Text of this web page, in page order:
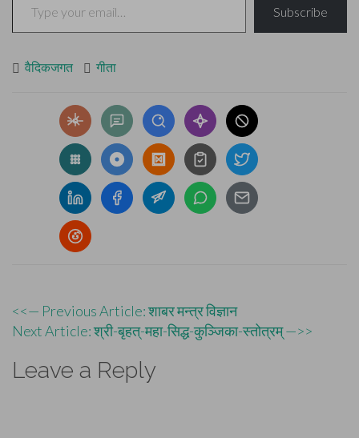
Subscribe
वैदिकजगत गीता
Post
navigation
<<— Previous Article: शाबर मन्त्र विज्ञान
Next Article: श्री-बृहत्-महा-सिद्ध-कुञ्जिका-स्तोत्रम् —>>
Leave a Reply